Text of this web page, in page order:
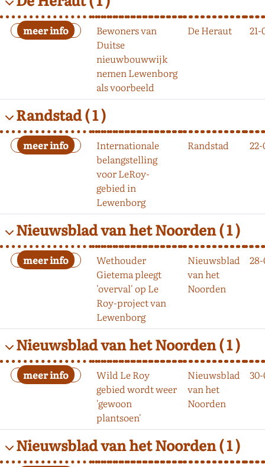
Bewoners van
Duitse
nieuwbouwwijk
nemen Lewenborg
als voorbeeld
De Heraut 21-
Randstad( 1 )
Internationale
belangstelling
voor LeRoy-
gebied in
Lewenborg
Randstad
Nieuwsblad van het Noorden( 1 )
Wethouder
Gietema pleegt
'overval' op Le
Roy-project van
Lewenborg
Nieuwsblad
van het
Noorden
Nieuwsblad van het Noorden( 1 )
Wild Le Roy
gebied wordt weer
'gewoon
plantsoen'
Nieuwsblad
van het
Noorden
Nieuwsblad van het Noorden( 1 )